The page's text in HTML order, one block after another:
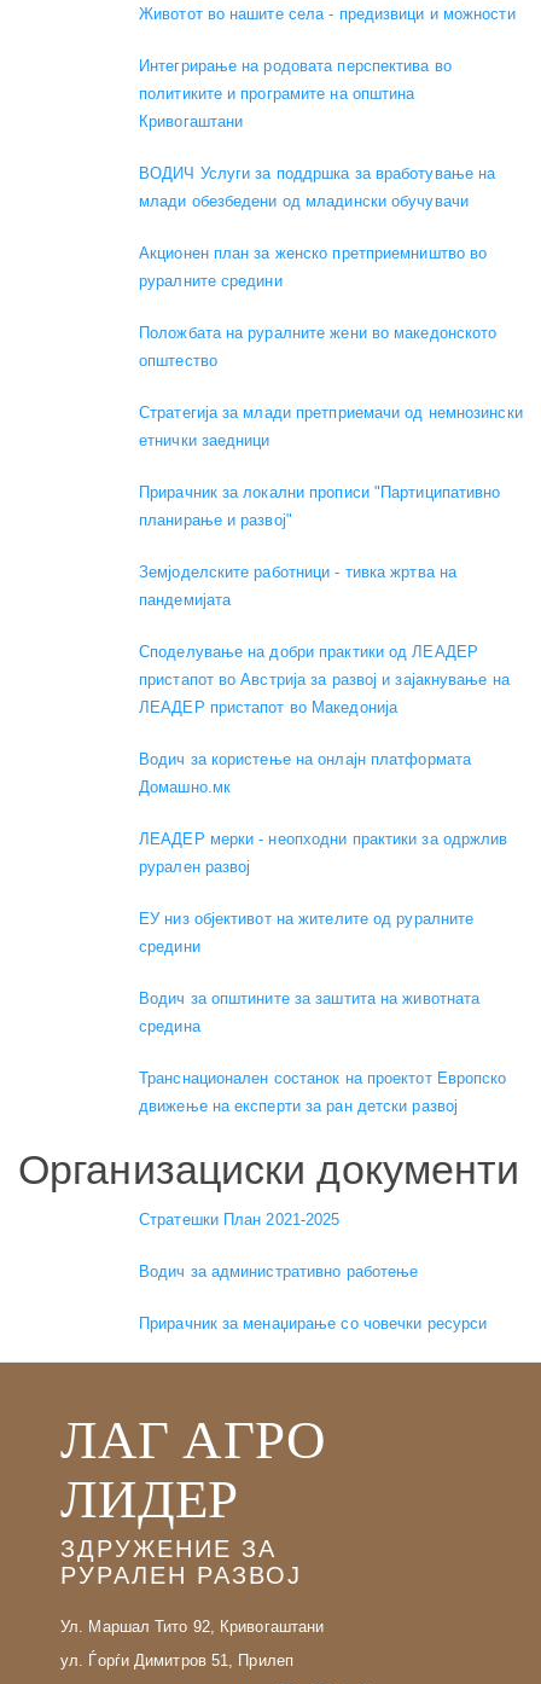
Животот во нашите села - предизвици и можности
Интегрирање на родовата перспектива во
политиките и програмите на општина
Кривогаштани
ВОДИЧ Услуги за поддршка за вработување на
млади обезбедени од младински обучувачи
Акционен план за женско претприемништво во
руралните средини
Положбата на руралните жени во македонското
општество
Стратегија за млади претприемачи од немнозински
етнички заедници
Прирачник за локални прописи "Партиципативно
планирање и развој"
Земјоделските работници - тивка жртва на
пандемијата
Споделување на добри практики од ЛЕАДЕР
пристапот во Австрија за развој и зајакнување на
ЛЕАДЕР пристапот во Македонија
Водич за користење на онлајн платформата
Домашно.мк
ЛЕАДЕР мерки - неопходни практики за одржлив
рурален развој
ЕУ низ објективот на жителите од руралните
средини
Водич за општините за заштита на животната
средина
Транснационален состанок на проектот Европско
движење на експерти за ран детски развој
Организациски документи
Стратешки План 2021-2025
Водич за административно работење
Прирачник за менаџирање со човечки ресурси
ЛАГ АГРО
ЛИДЕР
ЗДРУЖЕНИЕ ЗА
РУРАЛЕН РАЗВОЈ
Ул. Маршал Тито 92, Кривогаштани
ул. Ѓорѓи Димитров 51, Прилеп